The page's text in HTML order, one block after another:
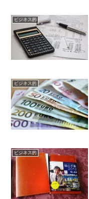
ビジネス的
ビジネス的
ビジネス的